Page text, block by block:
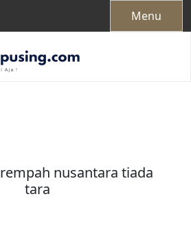
Menu
nusantara tiada
tara